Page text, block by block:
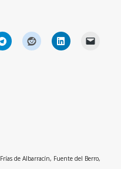
Frías de Albarracín, Fuente del Berro,